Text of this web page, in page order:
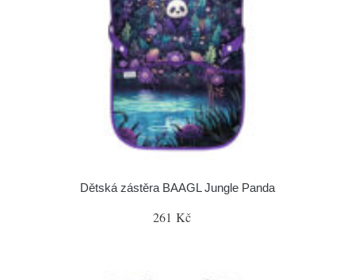
Dětská zástěra BAAGL Jungle Panda
261 Kč